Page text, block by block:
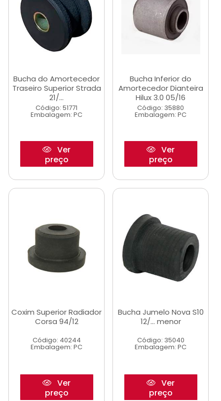
Bucha do Amortecedor
Traseiro Superior Strada
21/...
Código: 51771
Embalagem: PC
Ver
preço
Bucha Inferior do
Amortecedor Dianteira
Hilux 3.0 05/16
Código: 35880
Embalagem: PC
Ver
preço
Coxim Superior Radiador
Corsa 94/12
Código: 40244
Embalagem: PC
Ver
preço
Bucha Jumelo Nova S10
12/... menor
Código: 35040
Embalagem: PC
Ver
preço